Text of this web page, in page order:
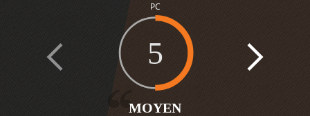
PC
5
MOYEN